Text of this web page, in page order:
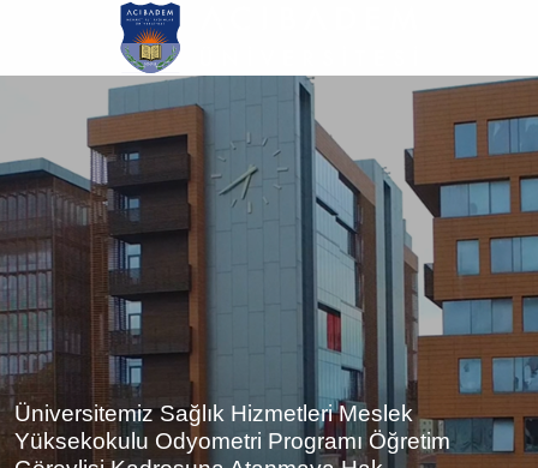
atla
Üniversitemiz Sağlık Hizmetleri Meslek
Yüksekokulu Odyometri Programı Öğretim